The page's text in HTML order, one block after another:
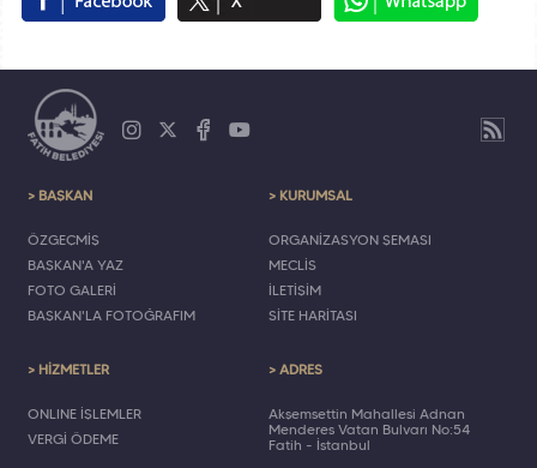
> BAŞKAN
ÖZGEÇMİŞ
BAŞKAN'A YAZ
FOTO GALERİ
BAŞKAN'LA FOTOĞRAFIM
> KURUMSAL
ORGANİZASYON ŞEMASI
MECLİS
İLETİŞİM
SİTE HARİTASI
> HİZMETLER
ONLINE İŞLEMLER
VERGİ ÖDEME
> ADRES
Akşemsettin Mahallesi Adnan
Menderes Vatan Bulvarı No:54
Fatih - İstanbul